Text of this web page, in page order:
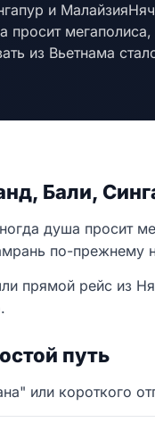
и
просит
из Вьетнама
Бали,
душа просит
по-прежнему
прямой рейс из
путь
или короткого